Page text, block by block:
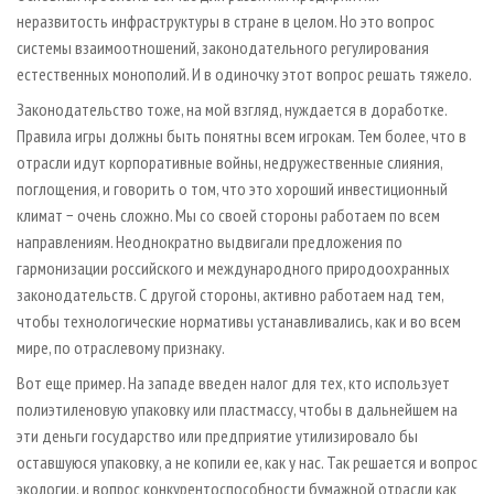
неразвитость инфраструктуры в стране в целом. Но это вопрос
системы взаимоотношений, законодательного регулирования
естественных монополий. И в одиночку этот вопрос решать тяжело.
Законодательство тоже, на мой взгляд, нуждается в доработке.
Правила игры должны быть понятны всем игрокам. Тем более, что в
отрасли идут корпоративные войны, недружественные слияния,
поглощения, и говорить о том, что это хороший инвестиционный
климат − очень сложно. Мы со своей стороны работаем по всем
направлениям. Неоднократно выдвигали предложения по
гармонизации российского и международного природоохранных
законодательств. С другой стороны, активно работаем над тем,
чтобы технологические нормативы устанавливались, как и во всем
мире, по отраслевому признаку.
Вот еще пример. На западе введен налог для тех, кто использует
полиэтиленовую упаковку или пластмассу, чтобы в дальнейшем на
эти деньги государство или предприятие утилизировало бы
оставшуюся упаковку, а не копили ее, как у нас. Так решается и вопрос
экологии, и вопрос конкурентоспособности бумажной отрасли как